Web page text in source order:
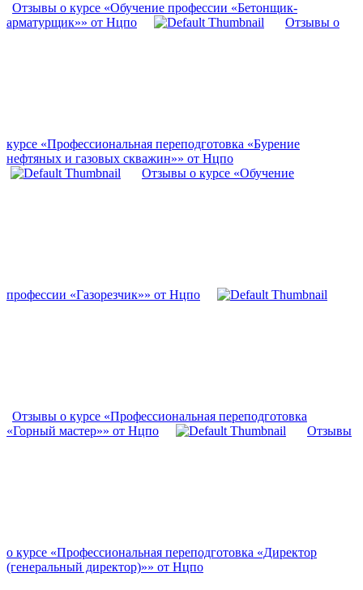
Отзывы о курсе «Обучение профессии «Бетонщик-
арматурщик»» от Нцпо
Отзывы о
курсе «Профессиональная переподготовка «Бурение
нефтяных и газовых скважин»» от Нцпо
Отзывы о курсе «Обучение
профессии «Газорезчик»» от Нцпо
Отзывы о курсе «Профессиональная переподготовка
«Горный мастер»» от Нцпо
Отзывы
о курсе «Профессиональная переподготовка «Директор
(генеральный директор)»» от Нцпо